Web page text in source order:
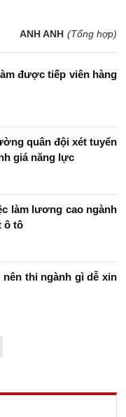
ANH ANH (Tổng hợp)
được tiếp viên hàng
quân đội xét tuyển
giá năng lực
làm lương cao ngành
ô tô
thi ngành gì dễ xin